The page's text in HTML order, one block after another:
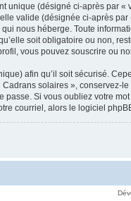
unique (désigné ci-après par
valide (désignée ci-après
nous héberge. Toute
soit obligatoire ou non,
vous pouvez souscrire ou
afin qu’il soit sécurisé.
Cadrans solaires »,
Si vous oubliez votre
courriel, alors le logiciel